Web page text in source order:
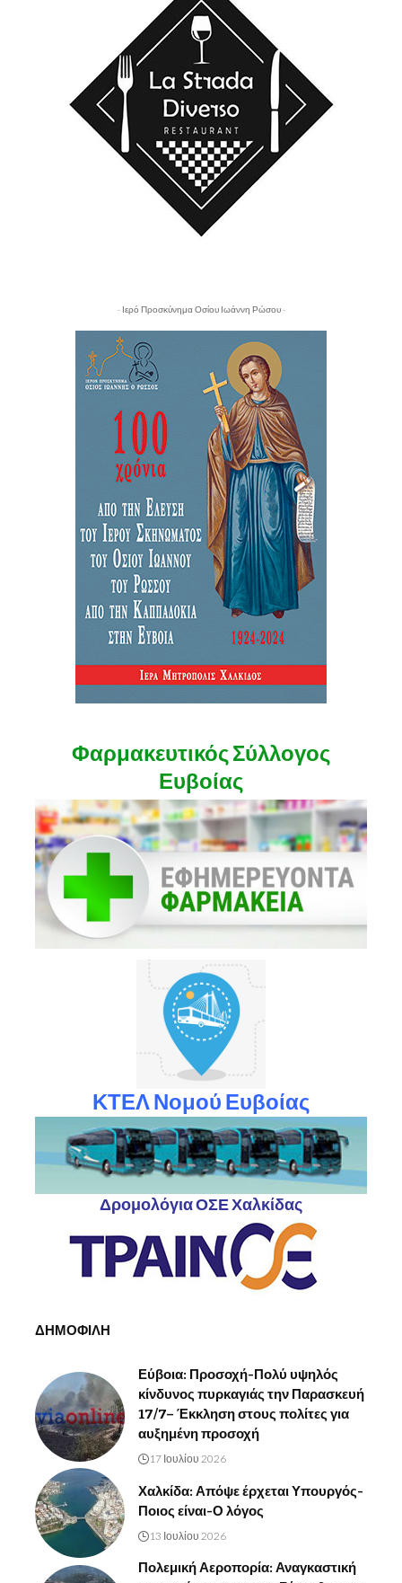
- Ιερό Προσκύνημα Οσίου Ιωάννη Ρώσου -
Φαρμακευτικός Σύλλογος
Ευβοίας
ΚΤΕΛ Νομού Ευβοίας
Δρομολόγια ΟΣΕ Χαλκίδας
ΔΗΜΟΦΙΛΗ
Εύβοια: Προσοχή-Πολύ υψηλός
κίνδυνος πυρκαγιάς την Παρασκευή
17/7– Έκκληση στους πολίτες για
αυξημένη προσοχή
17 Ιουλίου 2026
Χαλκίδα: Απόψε έρχεται Υπουργός-
Ποιος είναι-Ο λόγος
13 Ιουλίου 2026
Πολεμική Αεροπορία: Αναγκαστική